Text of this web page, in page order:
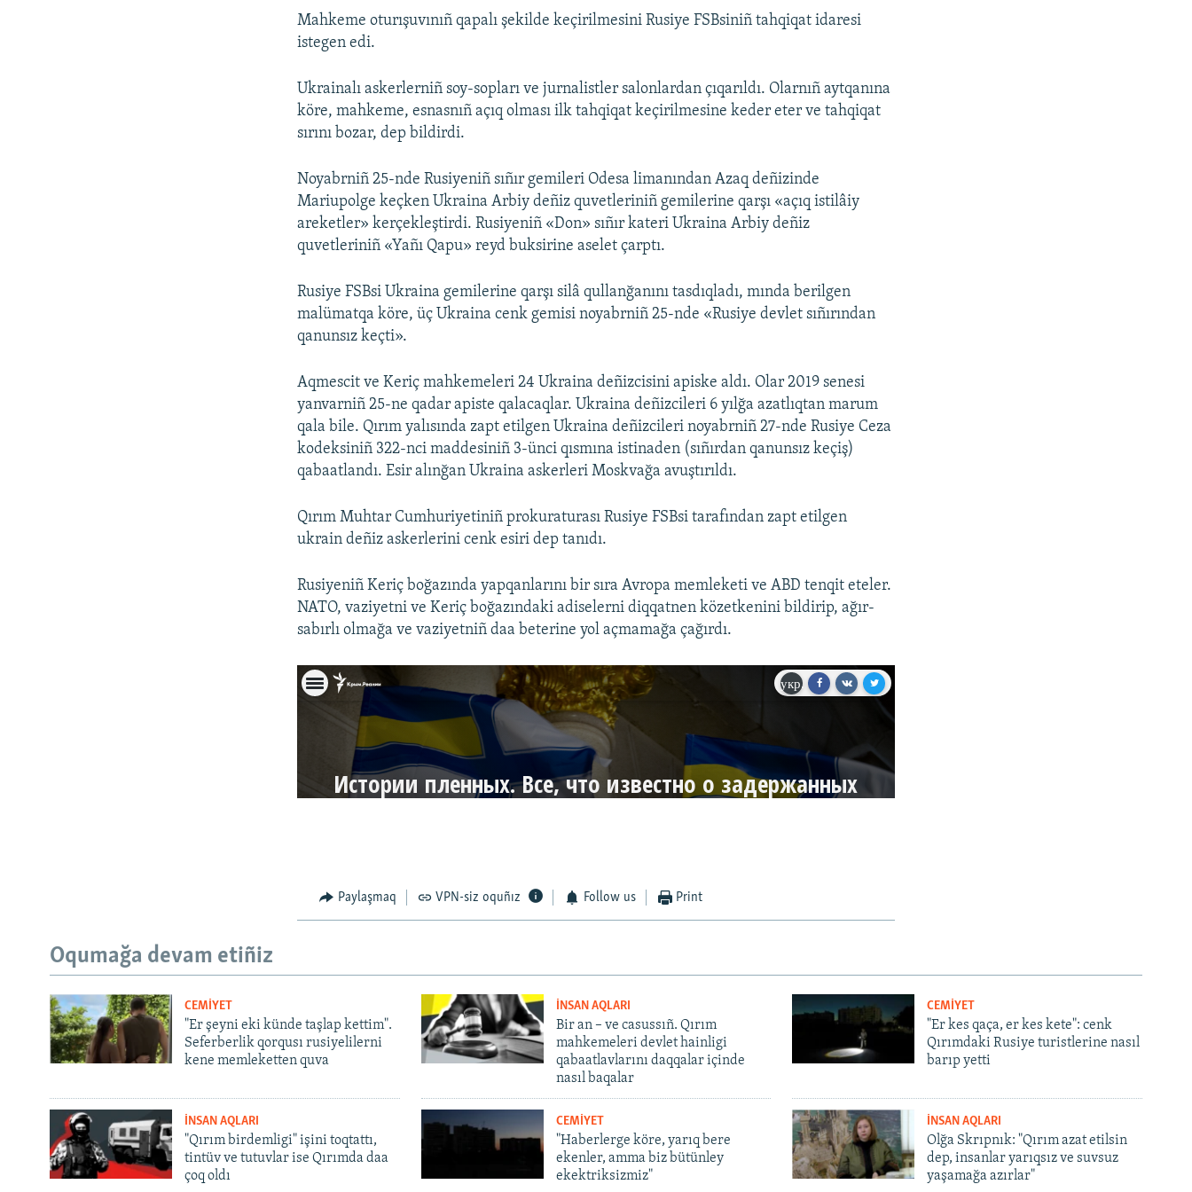
Mahkeme oturışuvınıñ qapalı şekilde keçirilmesini Rusiye FSBsiniñ tahqiqat idaresi
istegen edi.
Ukrainalı askerlerniñ soy-sopları ve jurnalistler salonlardan çıqarıldı. Olarnıñ aytqanına
köre, mahkeme, esnasnıñ açıq olması ilk tahqiqat keçirilmesine keder eter ve tahqiqat
sırını bozar, dep bildirdi.
Noyabrniñ 25-nde Rusiyeniñ sıñır gemileri Odesa limanından Azaq deñizinde
Mariupolge keçken Ukraina Arbiy deñiz quvetleriniñ gemilerine qarşı «açıq istilâiy
areketler» kerçekleştirdi. Rusiyeniñ «Don» sıñır kateri Ukraina Arbiy deñiz
quvetleriniñ «Yañı Qapu» reyd buksirine aselet çarptı.
Rusiye FSBsi Ukraina gemilerine qarşı silâ qullanğanını tasdıqladı, mında berilgen
malümatqa köre, üç Ukraina cenk gemisi noyabrniñ 25-nde «Rusiye devlet sıñırından
qanunsız keçti».
Aqmescit ve Keriç mahkemeleri 24 Ukraina deñizcisini apiske aldı. Olar 2019 senesi
yanvarniñ 25-ne qadar apiste qalacaqlar. Ukraina deñizcileri 6 yılğa azatlıqtan marum
qala bile. Qırım yalısında zapt etilgen Ukraina deñizcileri noyabrniñ 27-nde Rusiye Ceza
kodeksiniñ 322-nci maddesiniñ 3-ünci qısmına istinaden (sıñırdan qanunsız keçiş)
qabaatlandı. Esir alınğan Ukraina askerleri Moskvağa avuştırıldı.
Qırım Muhtar Cumhuriyetiniñ prokuraturası Rusiye FSBsi tarafından zapt etilgen
ukrain deñiz askerlerini cenk esiri dep tanıdı.
Rusiyeniñ Keriç boğazında yapqanlarını bir sıra Avropa memleketi ve ABD tenqit eteler.
NATO, vaziyetni ve Keriç boğazındaki adiselerni diqqatnen közetkenini bildirip, ağır-
sabırlı olmağa ve vaziyetniñ daa beterine yol açmamağa çağırdı.
Paylaşmaq VPN-siz oquñız Follow us Print
Oqumağa devam etiñiz
CEMİYET
"Er şeyni eki künde taşlap kettim".
Seferberlik qorqusı rusiyelilerni
kene memleketten quva
İNSAN AQLARI
Bir an – ve casussıñ. Qırım
mahkemeleri devlet hainligi
qabaatlavlarını daqqalar içinde
nasıl baqalar
CEMİYET
"Er kes qaça, er kes kete": cenk
Qırımdaki Rusiye turistlerine nasıl
barıp yetti
İNSAN AQLARI
"Qırım birdemligi" işini toqtattı,
tintüv ve tutuvlar ise Qırımda daa
çoq oldı
CEMİYET
"Haberlerge köre, yarıq bere
ekenler, amma biz bütünley
ekektriksizmiz"
İNSAN AQLARI
Olğa Skrıpnık: "Qırım azat etilsin
dep, insanlar yarıqsız ve suvsuz
yaşamağa azırlar"